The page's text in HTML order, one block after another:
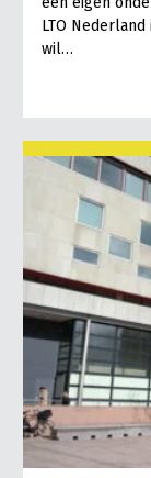
LTO
wil…